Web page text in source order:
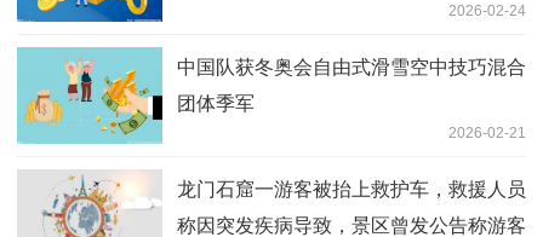
2026-02-24
中国队获冬奥会自由式滑雪空中技巧混合
团体季军
2026-02-21
龙门石窟一游客被抬上救护车，救援人员
称因突发疾病导致，景区曾发公告称游客